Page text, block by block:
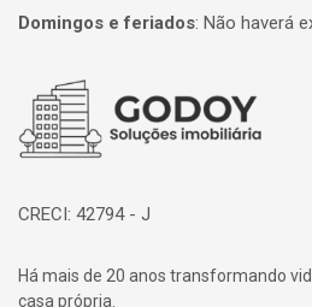
Domingos e feriados: Não haverá
Página inicial
CRECI: 42794 - J
Há mais de 20 anos transformando
casa própria.